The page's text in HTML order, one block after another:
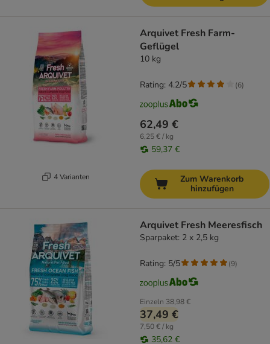
4 Varianten
Arquivet Fresh Farm-
Geflügel
10 kg
62,49 €
6,25 € / kg
59,37 €
Rating: 4.2/5 (6)
Zum Warenkorb
hinzufügen
Arquivet Fresh Meeresfisch
Sparpaket: 2 x 2,5 kg
Einzeln 38,98 €
37,49 €
7,50 € / kg
35,62 €
Rating: 5/5 (9)